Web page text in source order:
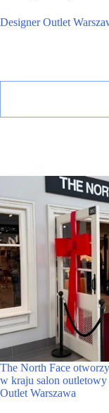
Designer Outlet
The North Face
w kraju salon
Outlet Warszawa